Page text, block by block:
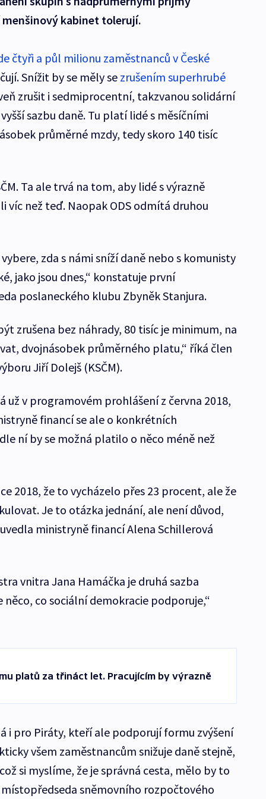
kabinet tolerují.
čtyři a půl milionu zaměstnanců v České
Snížit by se měly sezrušením superhrubé
zrušit i sedmiprocentní, takzvanou solidární
sazbu daně. Tu platí lidé s měsíčními
průměrné mzdy, tedy skoro 140 tisíc
Ta ale trvá na tom, aby lidé s výrazně
než teď. Naopak ODS odmítá druhou
zda s námi sníží daně nebo s komunisty
jako jsou dnes,“ konstatuje první
poslaneckého klubu Zbyněk Stanjura.
zrušena bez náhrady, 80 tisíc je minimum, na
dvojnásobek průměrného platu,“ říká člen
Jiří Dolejš (KSČM).
už v programovém prohlášení z června 2018,
financí se ale o konkrétních
ní by se možná platilo o něco méně než
2018, že to vycházelo přes 23 procent, ale že
Je to otázka jednání, ale není důvod,
ministryně financí Alena Schillerová
vnitra Jana Hamáčka je druhá sazba
něco, co sociální demokracie podporuje,“
platů za třináct let. Pracujícím by výrazně
i pro Piráty, kteří ale podporují formu zvýšení
všem zaměstnancům snižuje daně stejně,
si myslíme, že je správná cesta, mělo by to
sněmovního rozpočtového